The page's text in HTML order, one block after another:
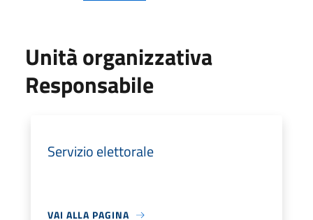
Unità organizzativa
Responsabile
Servizio elettorale
VAI ALLA PAGINA